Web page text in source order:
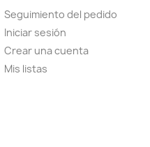
Seguimiento del pedido
Iniciar sesión
Crear una cuenta
Mis listas